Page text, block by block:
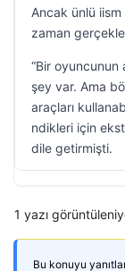
Ancak ünlü
zaman
“Bir oyuncunun
şey var. Ama
araçları
ndikleri için
dile getirmişti.
1 yazı
Bu konuyu